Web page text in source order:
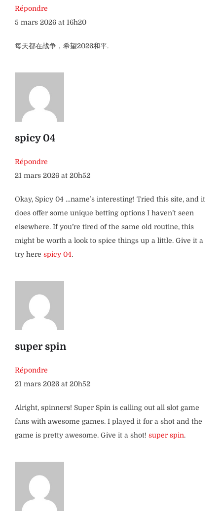
Répondre
5 mars 2026 at 16h20
每天都在战争，希望2026和平.
spicy 04
Répondre
21 mars 2026 at 20h52
Okay, Spicy 04 …name’s interesting! Tried this site, and it
does offer some unique betting options I haven’t seen
elsewhere. If you’re tired of the same old routine, this
might be worth a look to spice things up a little. Give it a
try here spicy 04.
super spin
Répondre
21 mars 2026 at 20h52
Alright, spinners! Super Spin is calling out all slot game
fans with awesome games. I played it for a shot and the
game is pretty awesome. Give it a shot! super spin.